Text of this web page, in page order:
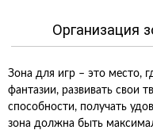
Организация
Зона для игр – это место,
фантазии, развивать свои
способности, получать
зона должна быть